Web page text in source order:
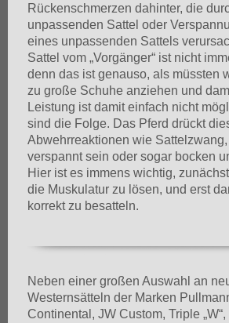
Rückenschmerzen dahinter, die
unpassenden Sattel oder
eines unpassenden Sattels
Sattel vom „Vorgänger“ ist nicht
denn das ist genauso, als müssten
zu große Schuhe anziehen und
Leistung ist damit einfach nicht
sind die Folge. Das Pferd drückt
Abwehrreaktionen wie
verspannt sein oder sogar bocken
Hier ist es immens wichtig,
die Muskulatur zu lösen, und erst
korrekt zu besatteln.
Neben einer großen Auswahl an
Westernsätteln der Marken
Continental, JW Custom, Triple „W“,